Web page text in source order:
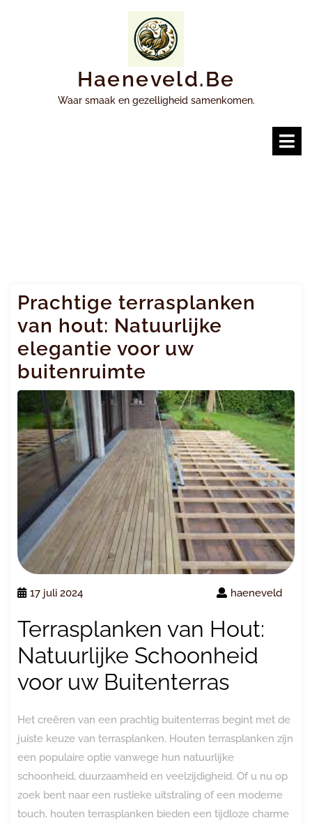
Haeneveld.be
Waar smaak en gezelligheid samenkomen.
Prachtige terrasplanken
van hout: Natuurlijke
elegantie voor uw
buitenruimte
17 juli 2024 haeneveld
Terrasplanken van Hout:
Natuurlijke Schoonheid
voor uw Buitenterras
Het creëren van een prachtig buitenterras begint met de
juiste keuze van terrasplanken. Houten terrasplanken zijn
een populaire optie vanwege hun natuurlijke
schoonheid, duurzaamheid en veelzijdigheid. Of u nu op
zoek bent naar een rustieke uitstraling of een moderne
touch, houten terrasplanken bieden een tijdloze charme